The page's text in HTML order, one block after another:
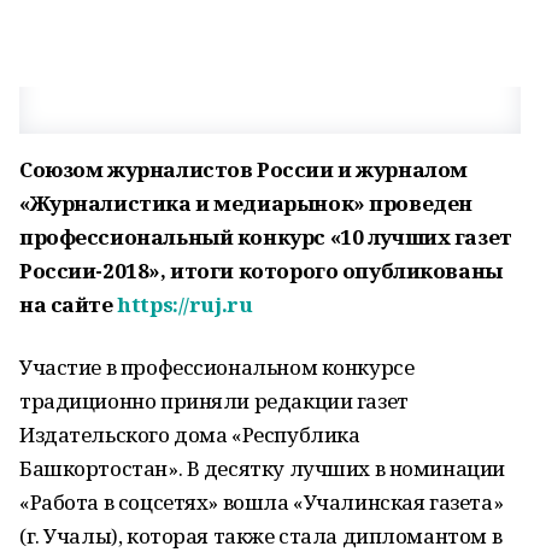
Союзом журналистов России и журналом
«Журналистика и медиарынок» проведен
профессиональный конкурс «10 лучших газет
России-2018», итоги которого опубликованы
на сайтеhttps://ruj.ru
Участие в профессиональном конкурсе
традиционно приняли редакции газет
Издательского дома «Республика
Башкортостан». В десятку лучших в номинации
«Работа в соцсетях» вошла «Учалинская газета»
(г. Учалы), которая также стала дипломантом в